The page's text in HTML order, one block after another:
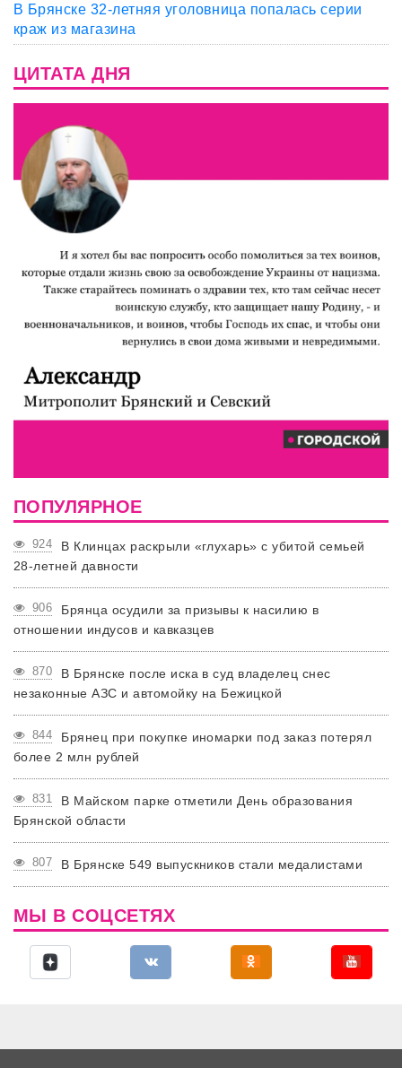
В Брянске 32-летняя уголовница попалась серии
краж из магазина
ЦИТАТА ДНЯ
ПОПУЛЯРНОЕ
924
В Клинцах раскрыли «глухарь» с убитой семьей
28-летней давности
906
Брянца осудили за призывы к насилию в
отношении индусов и кавказцев
870
В Брянске после иска в суд владелец снес
незаконные АЗС и автомойку на Бежицкой
844
Брянец при покупке иномарки под заказ потерял
более 2 млн рублей
831
В Майском парке отметили День образования
Брянской области
807 В Брянске 549 выпускников стали медалистами
МЫ В СОЦСЕТЯХ